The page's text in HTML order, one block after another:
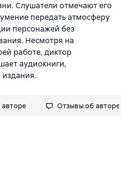
Слушатели отмечают его
передать атмосферу
персонажей без
Несмотря на
работе, диктор
аудиокниги,
Отзывы об авторе